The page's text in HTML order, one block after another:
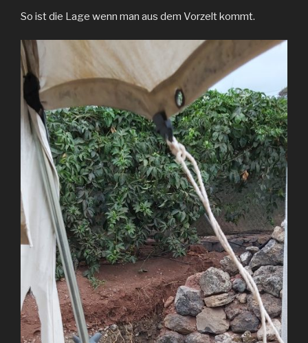
So ist die Lage wenn man aus dem Vorzelt kommt.